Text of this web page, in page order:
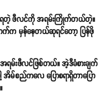
တဲ့ ဖီလင်ကို အရမ်းကြိုက်တယ်တဲ့။
က မှန်နေတယ်ဆုရင်တော့ ပြန်ဖို
းဖီလင်ဖြစ်တယ်။ အဲ့ဒီခံစားချက်
ည်ကလေ ပြောစရာရှိတာပြော